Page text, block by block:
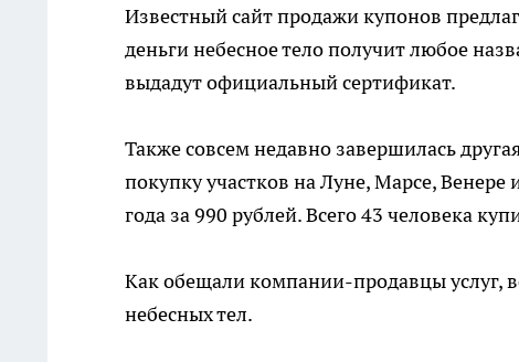
Известный сайт продажи купонов
деньги небесное тело получит любое
выдадут официальный сертификат.
Также совсем недавно завершилась
покупку участков на Луне, Марсе,
года за 990 рублей. Всего 43 человека
Как обещали компании-продавцы услуг,
небесных тел.